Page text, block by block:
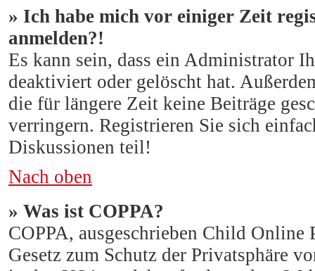
» Ich habe mich vor einiger Zeit
anmelden?!
Es kann sein, dass ein Administrator
deaktiviert oder gelöscht hat.
die für längere Zeit keine Beiträge
verringern. Registrieren Sie sich
Diskussionen teil!
Nach oben
» Was ist COPPA?
COPPA, ausgeschrieben Child
Gesetz zum Schutz der Privatsphäre